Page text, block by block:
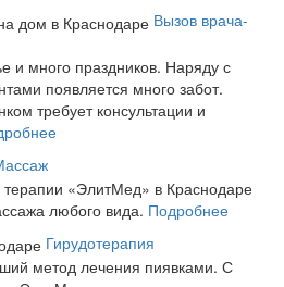
Вызов врача-
и много праздников. Наряду с
появляется много забот.
требует консультации и
«ЭлитМед» в Краснодаре
любого вида. Подробнее
Гирудотерапия
метод лечения пиявками. С